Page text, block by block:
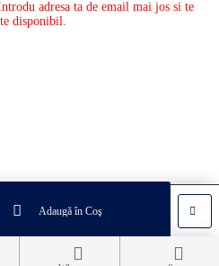
Adaugă în Coş
adresa ta de email mai jos si te
disponibil.